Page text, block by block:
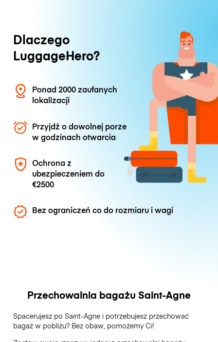
Dlaczego
LuggageHero?
Ponad 2000 zaufanych
lokalizacji
Przyjdź o dowolnej porze
w godzinach otwarcia
Ochrona z
ubezpieczeniem do
€2500
Bez ograniczeń co do rozmiaru i wagi
Przechowalnia bagażu Saint-Agne
Spacerujesz po Saint-Agne i potrzebujesz przechować
bagaż w pobliżu? Bez obaw, pomożemy Ci!